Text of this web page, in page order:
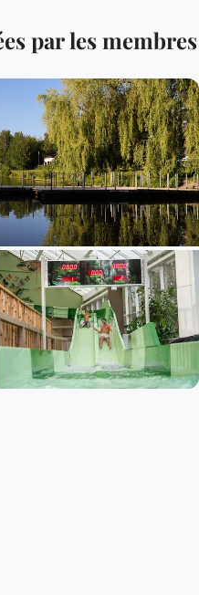
par les membres